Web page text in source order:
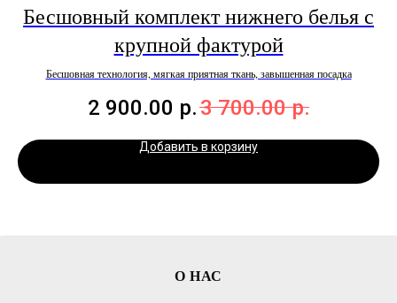
Бесшовный комплект нижнего белья с
крупной фактурой
Бесшовная технология, мягкая приятная ткань, завышенная посадка
2 900.00 р.3 700.00 р.
Добавить в корзину
О НАС